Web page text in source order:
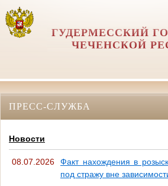
ГУДЕРМЕССКИЙ
ЧЕЧЕНСКОЙ
ПРЕСС-СЛУЖБА
Новости
08.07.2026
Факт нахождения в
под стражу вне